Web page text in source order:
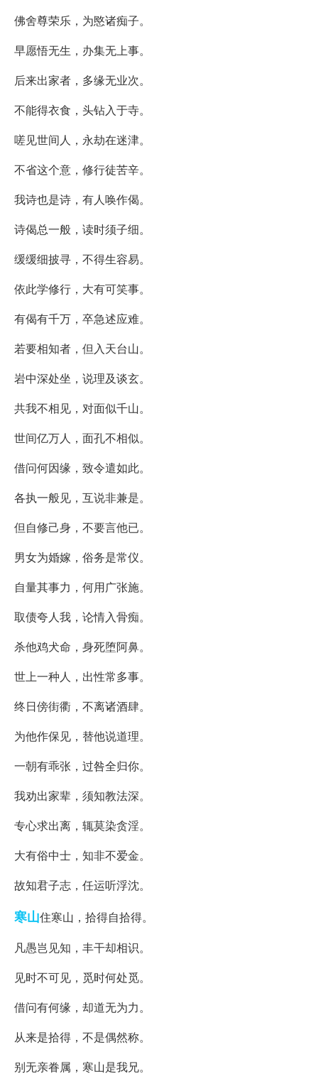
佛舍尊荣乐，为愍诸痴子。
早愿悟无生，办集无上事。
后来出家者，多缘无业次。
不能得衣食，头钻入于寺。
嗟见世间人，永劫在迷津。
不省这个意，修行徒苦辛。
我诗也是诗，有人唤作偈。
诗偈总一般，读时须子细。
缓缓细披寻，不得生容易。
依此学修行，大有可笑事。
有偈有千万，卒急述应难。
若要相知者，但入天台山。
岩中深处坐，说理及谈玄。
共我不相见，对面似千山。
世间亿万人，面孔不相似。
借问何因缘，致令遣如此。
各执一般见，互说非兼是。
但自修己身，不要言他已。
男女为婚嫁，俗务是常仪。
自量其事力，何用广张施。
取债夸人我，论情入骨痴。
杀他鸡犬命，身死堕阿鼻。
世上一种人，出性常多事。
终日傍街衢，不离诸酒肆。
为他作保见，替他说道理。
一朝有乖张，过咎全归你。
我劝出家辈，须知教法深。
专心求出离，辄莫染贪淫。
大有俗中士，知非不爱金。
故知君子志，任运听浮沈。
寒山住寒山，拾得自拾得。
凡愚岂见知，丰干却相识。
见时不可见，觅时何处觅。
借问有何缘，却道无为力。
从来是拾得，不是偶然称。
别无亲眷属，寒山是我兄。